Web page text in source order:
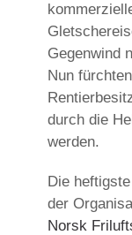
Gegenwind
Nun
durch die
werden.
Die
der
Norsk